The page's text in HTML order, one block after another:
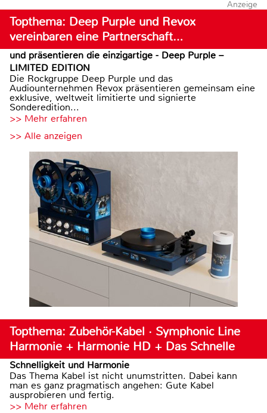
Anzeige
Topthema: Deep Purple und Revox
vereinbaren eine Partnerschaft…
und präsentieren die einzigartige - Deep Purple –
LIMITED EDITION
Die Rockgruppe Deep Purple und das
Audiounternehmen Revox präsentieren gemeinsam eine
exklusive, weltweit limitierte und signierte
Sonderedition...
>> Mehr erfahren
>> Alle anzeigen
Topthema: Zubehör-Kabel · Symphonic Line
Harmonie + Harmonie HD + Das Schnelle
Schnelligkeit und Harmonie
Das Thema Kabel ist nicht unumstritten. Dabei kann
man es ganz pragmatisch angehen: Gute Kabel
ausprobieren und fertig.
>> Mehr erfahren